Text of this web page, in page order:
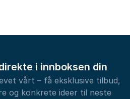
hodet.
i innboksen din
vårt – få eksklusive tilbud,
og konkrete ideer til neste